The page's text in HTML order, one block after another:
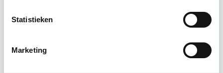
Statistieken
Marketing